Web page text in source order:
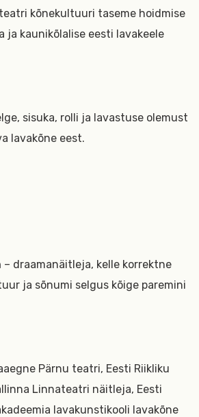
kõnekultuuri taseme hoidmise
ja kaunikõlalise eesti lavakeele
sisuka, rolli ja lavastuse olemust
lavakõne eest.
– draamanäitleja, kelle korrektne
ja sõnumi selgus kõige paremini
Pärnu teatri, Eesti Riikliku
Linnateatri näitleja, Eesti
lavakunstikooli lavakõne